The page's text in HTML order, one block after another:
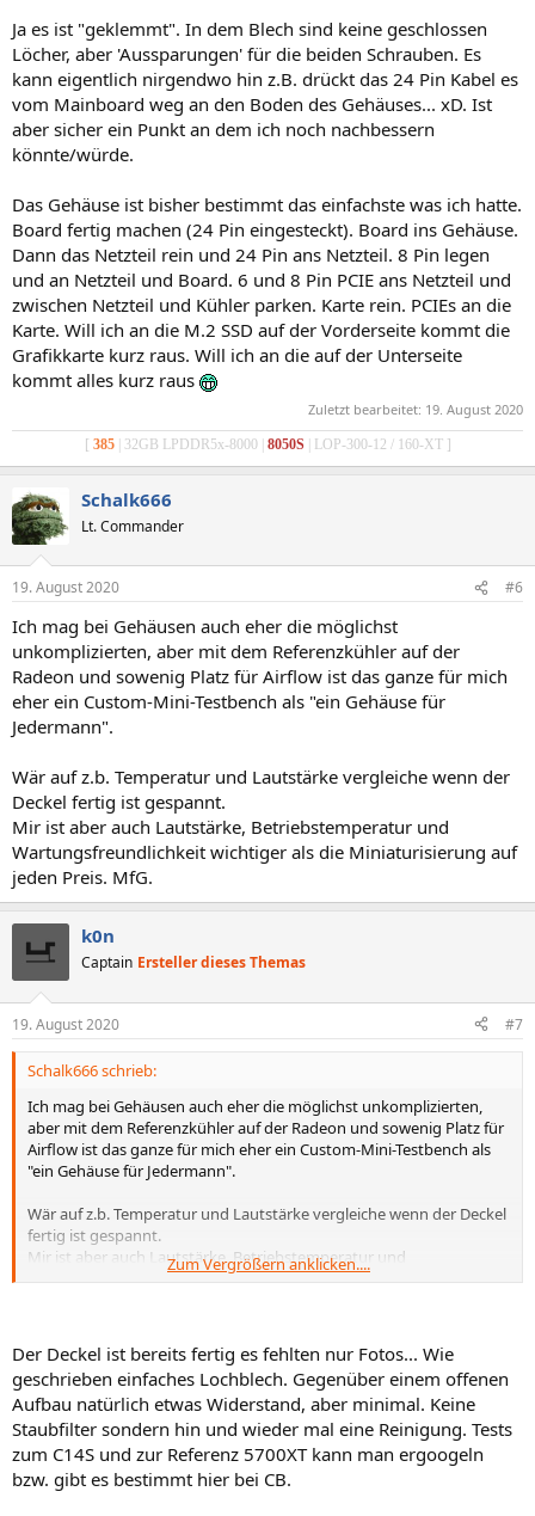
Ja es ist "geklemmt". In dem Blech sind keine geschlossen
Löcher, aber 'Aussparungen' für die beiden Schrauben. Es
kann eigentlich nirgendwo hin z.B. drückt das 24 Pin Kabel es
vom Mainboard weg an den Boden des Gehäuses... xD. Ist
aber sicher ein Punkt an dem ich noch nachbessern
könnte/würde.
Das Gehäuse ist bisher bestimmt das einfachste was ich hatte.
Board fertig machen (24 Pin eingesteckt). Board ins Gehäuse.
Dann das Netzteil rein und 24 Pin ans Netzteil. 8 Pin legen
und an Netzteil und Board. 6 und 8 Pin PCIE ans Netzteil und
zwischen Netzteil und Kühler parken. Karte rein. PCIEs an die
Karte. Will ich an die M.2 SSD auf der Vorderseite kommt die
Grafikkarte kurz raus. Will ich an die auf der Unterseite
kommt alles kurz raus
Zuletzt bearbeitet: 19. August 2020
[ 385 | 32GB LPDDR5x-8000 | 8050S | LOP-300-12 / 160-XT ]
Schalk666
Lt. Commander
19. August 2020 #6
Ich mag bei Gehäusen auch eher die möglichst
unkomplizierten, aber mit dem Referenzkühler auf der
Radeon und sowenig Platz für Airflow ist das ganze für mich
eher ein Custom-Mini-Testbench als "ein Gehäuse für
Jedermann".
Wär auf z.b. Temperatur und Lautstärke vergleiche wenn der
Deckel fertig ist gespannt.
Mir ist aber auch Lautstärke, Betriebstemperatur und
Wartungsfreundlichkeit wichtiger als die Miniaturisierung auf
jeden Preis. MfG.
k0n
Captain Ersteller dieses Themas
19. August 2020 #7
Schalk666 schrieb:
Ich mag bei Gehäusen auch eher die möglichst unkomplizierten,
aber mit dem Referenzkühler auf der Radeon und sowenig Platz für
Airflow ist das ganze für mich eher ein Custom-Mini-Testbench als
"ein Gehäuse für Jedermann".
Wär auf z.b. Temperatur und Lautstärke vergleiche wenn der Deckel
fertig ist gespannt.
Mir ist aber auch Lautstärke, Betriebstemperatur und
Wartungsfreundlichkeit wichtiger als die Miniaturisierung auf jeden
Zum Vergrößern anklicken....
Der Deckel ist bereits fertig es fehlten nur Fotos... Wie
geschrieben einfaches Lochblech. Gegenüber einem offenen
Aufbau natürlich etwas Widerstand, aber minimal. Keine
Staubfilter sondern hin und wieder mal eine Reinigung. Tests
zum C14S und zur Referenz 5700XT kann man ergoogeln
bzw. gibt es bestimmt hier bei CB.